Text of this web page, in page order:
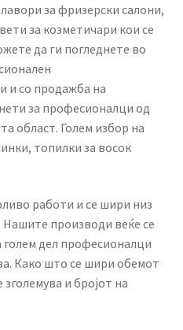
за фризерски салони,
за козметичари кои се
да ги погледнете во
и со продажба на
за професионалци од
област. Голем избор на
топилки за восок
работи и се шири низ
Нашите производи веќе се
дел професионалци
Како што се шири обемот
и бројот на